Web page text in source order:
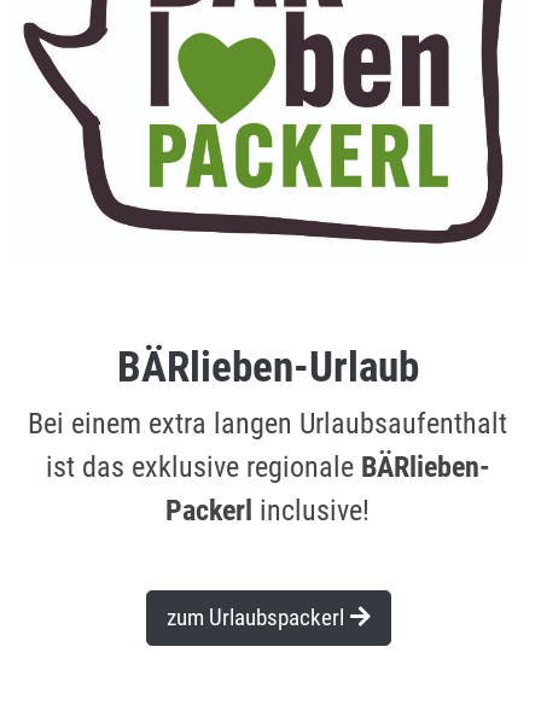
BÄRlieben-Urlaub
Bei einem extra langen Urlaubsaufenthalt
ist das exklusive regionale BÄRlieben-
Packerl inclusive!
zum Urlaubspackerl